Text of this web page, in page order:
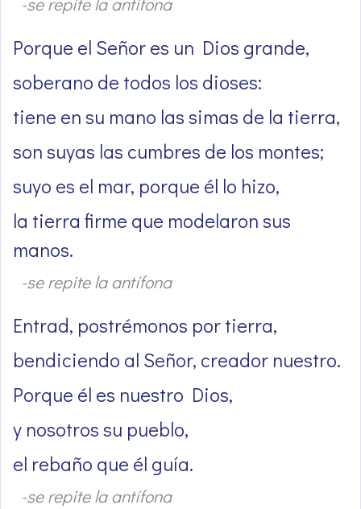
Porque el Señor es un Dios grande,
soberano de todos los dioses:
tiene en su mano las simas de la tierra,
son suyas las cumbres de los montes;
suyo es el mar, porque él lo hizo,
la tierra firme que modelaron sus
manos.
-se repite la antífona
Entrad, postrémonos por tierra,
bendiciendo al Señor, creador nuestro.
Porque él es nuestro Dios,
y nosotros su pueblo,
el rebaño que él guía.
-se repite la antífona